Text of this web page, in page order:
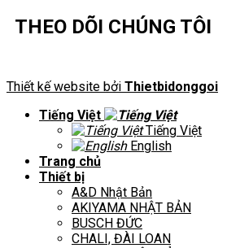
THEO DÕI CHÚNG TÔI
Thiết kế website bởi Thietbidonggoi
Tiếng Việt
Tiếng Việt
English
Trang chủ
Thiết bị
A&D Nhật Bản
AKIYAMA NHẬT BẢN
BUSCH ĐỨC
CHALI, ĐÀI LOAN